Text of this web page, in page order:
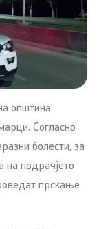
општина
Согласно
болести, за
на подрачјето
прскање